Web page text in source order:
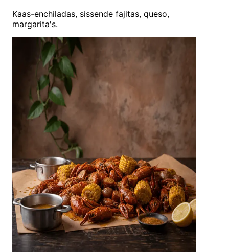
Kaas-enchiladas, sissende fajitas, queso,
margarita's.